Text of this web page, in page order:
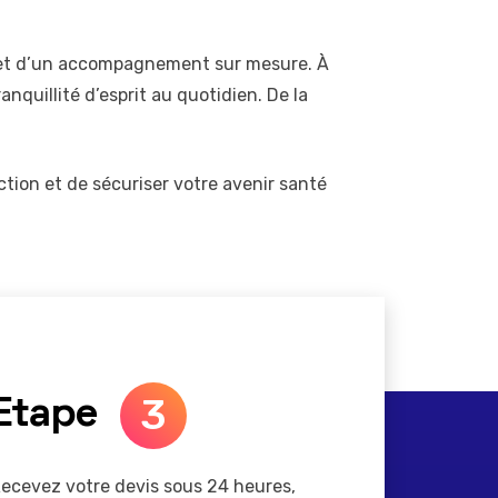
d’un accompagnement sur mesure. À
d’esprit au quotidien. De la
et de sécuriser votre avenir santé
3
votre devis sous 24 heures,